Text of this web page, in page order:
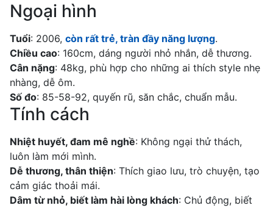
Ngoại hình
Tuổi: 2006, còn rất trẻ, tràn đầy năng lượng.
Chiều cao: 160cm, dáng người nhỏ nhắn, dễ thương.
Cân nặng: 48kg, phù hợp cho những ai thích style nhẹ
nhàng, dễ ôm.
Số đo: 85-58-92, quyến rũ, săn chắc, chuẩn mẫu.
Tính cách
Nhiệt huyết, đam mê nghề: Không ngại thử thách,
luôn làm mới mình.
Dễ thương, thân thiện: Thích giao lưu, trò chuyện, tạo
cảm giác thoải mái.
Dâm từ nhỏ, biết làm hài lòng khách: Chủ động, biết